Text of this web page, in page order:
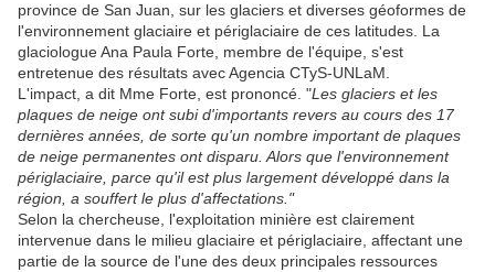
province de San Juan, sur les glaciers et diverses géoformes de
l'environnement glaciaire et périglaciaire de ces latitudes. La
glaciologue Ana Paula Forte, membre de l'équipe, s'est
entretenue des résultats avec Agencia CTyS-UNLaM.
L'impact, a dit Mme Forte, est prononcé. "Les glaciers et les
plaques de neige ont subi d'importants revers au cours des 17
dernières années, de sorte qu'un nombre important de plaques
de neige permanentes ont disparu. Alors que l'environnement
périglaciaire, parce qu'il est plus largement développé dans la
région, a souffert le plus d'affectations."
Selon la chercheuse, l'exploitation minière est clairement
intervenue dans le milieu glaciaire et périglaciaire, affectant une
partie de la source de l'une des deux principales ressources